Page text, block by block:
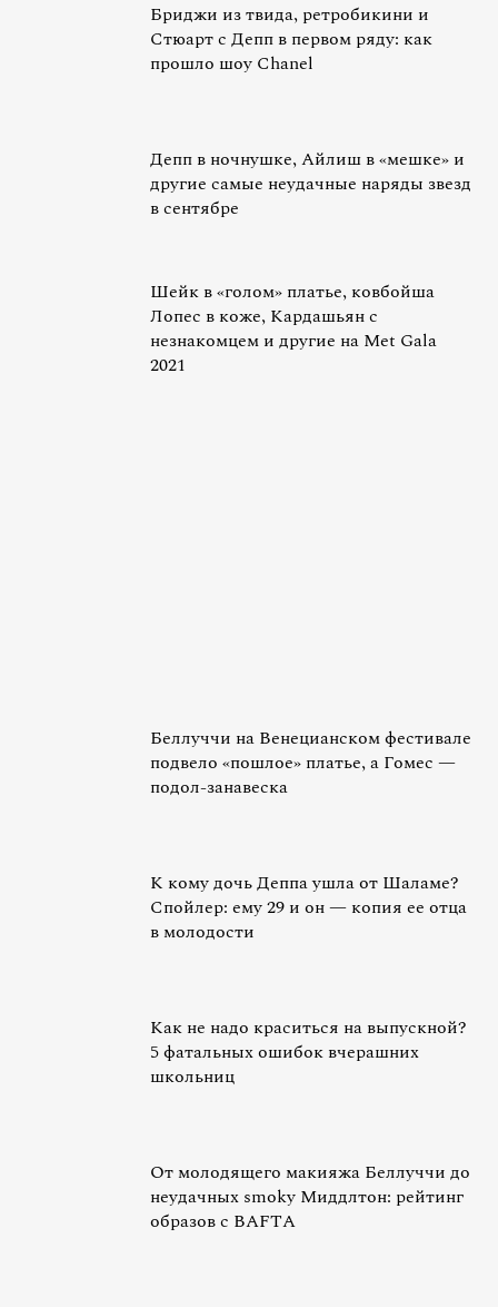
Бриджи из твида, ретробикини и
Стюарт с Депп в первом ряду: как
прошло шоу Chanel
Депп в ночнушке, Айлиш в «мешке» и
другие самые неудачные наряды звезд
в сентябре
Шейк в «голом» платье, ковбойша
Лопес в коже, Кардашьян с
незнакомцем и другие на Met Gala
2021
Беллуччи на Венецианском фестивале
подвело «пошлое» платье, а Гомес —
подол-занавеска
К кому дочь Деппа ушла от Шаламе?
Спойлер: ему 29 и он — копия ее отца
в молодости
Как не надо краситься на выпускной?
5 фатальных ошибок вчерашних
школьниц
От молодящего макияжа Беллуччи до
неудачных smoky Миддлтон: рейтинг
образов с BAFTA